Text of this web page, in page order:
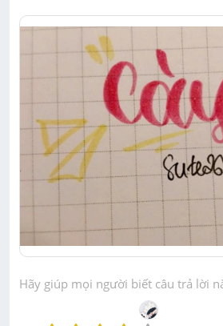
Hãy giúp mọi người biết câu trả lời